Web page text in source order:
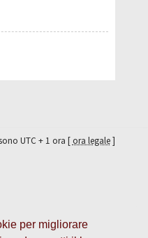
per migliorare
UTC + 1 ora [ora legale]